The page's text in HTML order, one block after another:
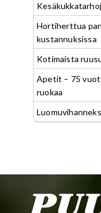
Hortiherttua
kustannuksissa
Kotimaista
Apetit – 75
ruokaa